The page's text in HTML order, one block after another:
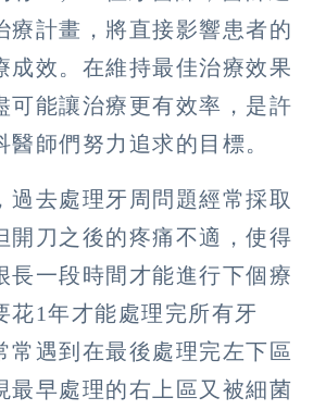
療計畫，將直接影響患者的
成效。在維持最佳治療效果
可能讓治療更有效率，是許
醫師們努力追求的目標。
過去處理牙周問題經常採取
開刀之後的疼痛不適，使得
長一段時間才能進行下個療
花1年才能處理完所有牙
常遇到在最後處理完左下區
最早處理的右上區又被細菌